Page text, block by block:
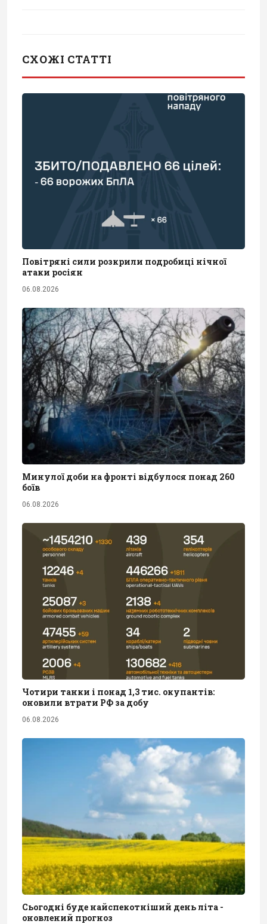
СХОЖІ СТАТТІ
Повітряні сили розкрили подробиці нічної
атаки росіян
06.08.2026
Минулої доби на фронті відбулося понад 260
боїв
06.08.2026
Чотири танки і понад 1,3 тис. окупантів:
оновили втрати РФ за добу
06.08.2026
Сьогодні буде найспекотніший день літа -
оновлений прогноз